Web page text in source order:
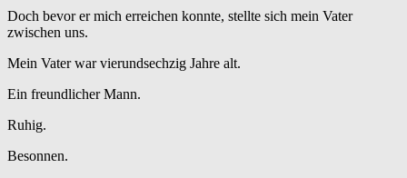
Doch bevor er mich erreichen konnte, stellte sich mein Vater
zwischen uns.
Mein Vater war vierundsechzig Jahre alt.
Ein freundlicher Mann.
Ruhig.
Besonnen.